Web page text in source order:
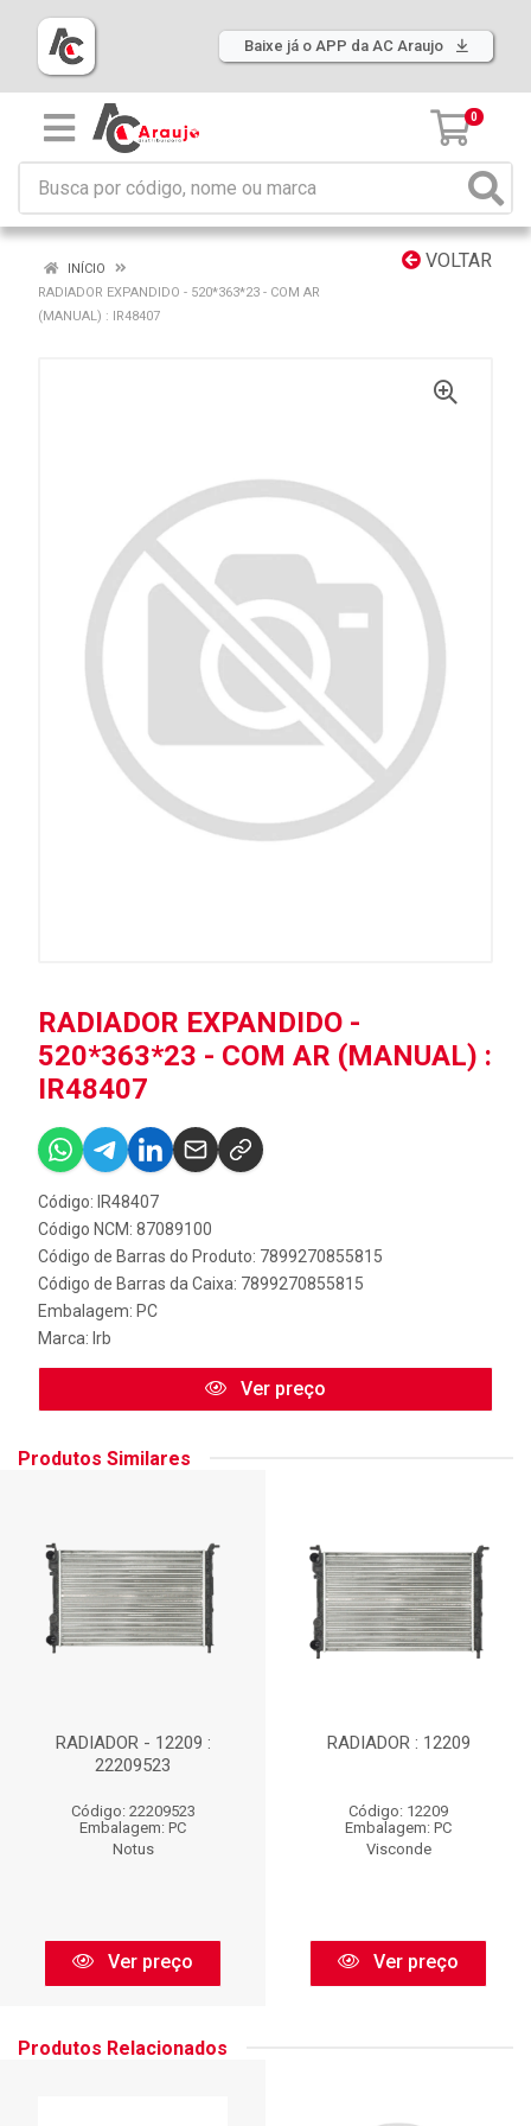
Baixe já o APP da AC Araujo
0
VOLTAR
INÍCIO
RADIADOR EXPANDIDO - 520*363*23 - COM AR
(MANUAL) : IR48407
RADIADOR EXPANDIDO -
520*363*23 - COM AR (MANUAL) :
IR48407
Código: IR48407
Código NCM: 87089100
Código de Barras do Produto: 7899270855815
Código de Barras da Caixa: 7899270855815
Embalagem: PC
Marca: Irb
Ver preço
Produtos Similares
RADIADOR - 12209 :
22209523
Código: 22209523
Embalagem: PC
Notus
Ver preço
RADIADOR : 12209
Código: 12209
Embalagem: PC
Visconde
Ver preço
Produtos Relacionados